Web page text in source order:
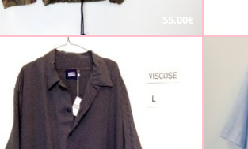
55.00€